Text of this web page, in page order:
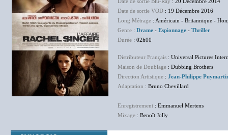
Date de sortie VOD : 19 Décembre 2016
Long Métrage : Américain - Britannique -
Genre : Drame - Espionnage - Thriller
Durée : 02h00
Distributeur Français : Universal Pictures
Maison de Doublage : Dubbing Brothers
Direction Artistique : Jean-Philippe
Adaptation : Bruno Chevillard
Enregistrement : Emmanuel Mertens
Mixage : Benoît Jolly